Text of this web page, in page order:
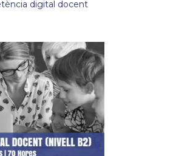
digital docent